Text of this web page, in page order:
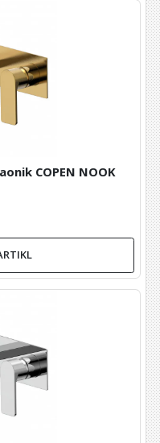
COPEN NOOK